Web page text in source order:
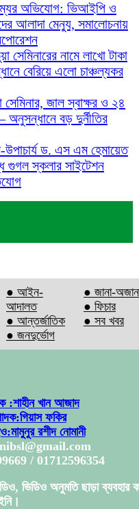
অভিযোগ: ভিআইপি ও
আলাদা মেন্যু, সমালোচনায়
সেমিনারের নামে লাখো টাকা
বেরিয়ে এলো চাঞ্চল্যকর
জাল স্বাক্ষর ও ২৪
অনুসন্ধানে বড় দুর্নীতির
উপাচার্য ড. এস এম হেমায়েত
গুগল স্কলার সাইটেশন
● আইন-
আদালত
● আন্তর্জাতিক
● জনদুর্ভোগ
● জানা-
● ফিচার
● সব খবর
:শাহীন খান আজাদ
ফকির
রশীদ নোমানী
/ 01712596354
ভিডিও অনুমতি ছাড়া ব্যবহার